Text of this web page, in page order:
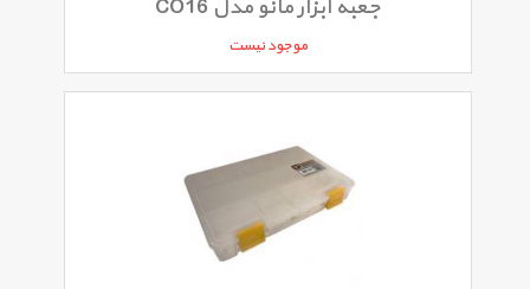
جعبه ابزار مانو مدل CO16
موجود نیست